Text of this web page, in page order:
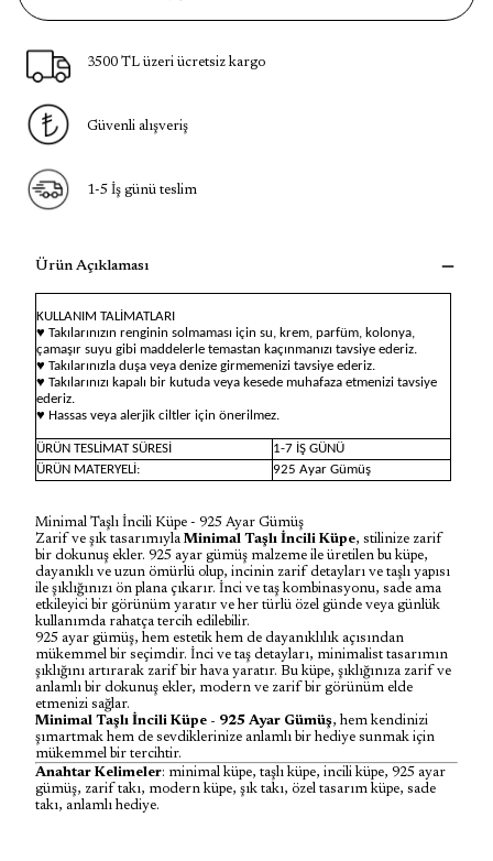
3500 TL üzeri ücretsiz kargo
Güvenli alışveriş
1-5 İş günü teslim
Ürün Açıklaması
KULLANIM TALİMATLARI
♥ Takılarınızın renginin solmaması için su, krem, parfüm, kolonya,
çamaşır suyu gibi maddelerle temastan kaçınmanızı tavsiye ederiz.
♥ Takılarınızla duşa veya denize girmemenizi tavsiye ederiz.
♥ Takılarınızı kapalı bir kutuda veya kesede muhafaza etmenizi tavsiye
ederiz.
♥ Hassas veya alerjik ciltler için önerilmez.
ÜRÜN TESLİMAT SÜRESİ
1-7 İŞ GÜNÜ
ÜRÜN MATERYELİ:
925 Ayar Gümüş
Minimal Taşlı İncili Küpe - 925 Ayar Gümüş
Zarif ve şık tasarımıyla Minimal Taşlı İncili Küpe, stilinize zarif
bir dokunuş ekler. 925 ayar gümüş malzeme ile üretilen bu küpe,
dayanıklı ve uzun ömürlü olup, incinin zarif detayları ve taşlı yapısı
ile şıklığınızı ön plana çıkarır. İnci ve taş kombinasyonu, sade ama
etkileyici bir görünüm yaratır ve her türlü özel günde veya günlük
kullanımda rahatça tercih edilebilir.
925 ayar gümüş, hem estetik hem de dayanıklılık açısından
mükemmel bir seçimdir. İnci ve taş detayları, minimalist tasarımın
şıklığını artırarak zarif bir hava yaratır. Bu küpe, şıklığınıza zarif ve
anlamlı bir dokunuş ekler, modern ve zarif bir görünüm elde
etmenizi sağlar.
Minimal Taşlı İncili Küpe - 925 Ayar Gümüş, hem kendinizi
şımartmak hem de sevdiklerinize anlamlı bir hediye sunmak için
mükemmel bir tercihtir.
Anahtar Kelimeler: minimal küpe, taşlı küpe, incili küpe, 925 ayar
gümüş, zarif takı, modern küpe, şık takı, özel tasarım küpe, sade
takı, anlamlı hediye.